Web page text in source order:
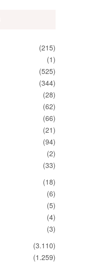
(215)
(1)
(525)
(344)
(28)
(62)
(66)
(21)
(94)
(2)
(33)
(18)
(6)
(5)
(4)
(3)
(3.110)
(1.259)